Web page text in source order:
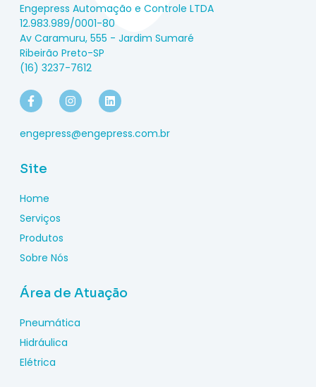
Engepress Automação e Controle LTDA
12.983.989/0001-80
Av Caramuru, 555 - Jardim Sumaré
Ribeirão Preto-SP
(16) 3237-7612
engepress@engepress.com.br
Site
Home
Serviços
Produtos
Sobre Nós
Área de Atuação
Pneumática
Hidráulica
Elétrica